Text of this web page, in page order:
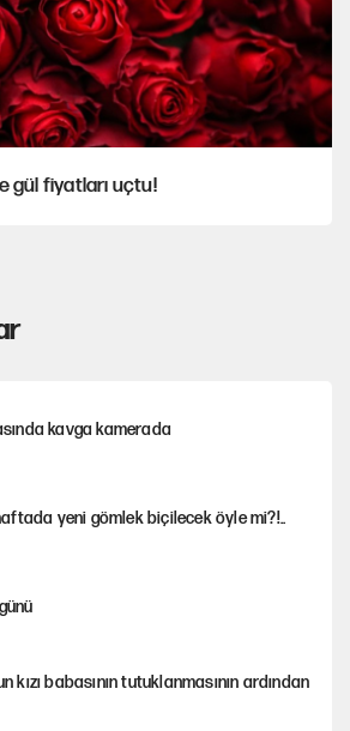
gül fiyatları uçtu!
kavga kamerada
yeni gömlek biçilecek öyle mi?!..
kızı babasının tutuklanmasının ardından